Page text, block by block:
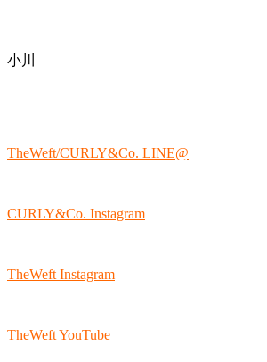
小川
TheWeft/CURLY&Co. LINE@
CURLY&Co. Instagram
TheWeft Instagram
TheWeft YouTube